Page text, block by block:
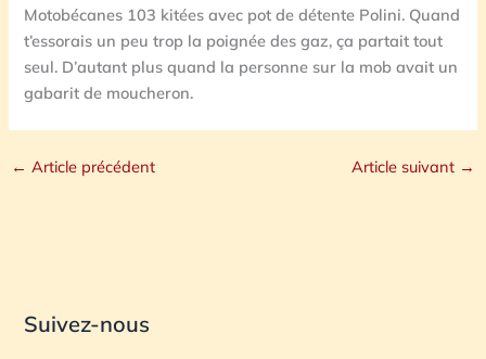
Motobécanes 103 kitées avec pot de détente Polini. Quand
t’essorais un peu trop la poignée des gaz, ça partait tout
seul. D’autant plus quand la personne sur la mob avait un
gabarit de moucheron.
← Article précédent Article suivant →
Suivez-nous